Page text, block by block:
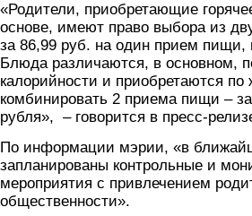
«Родители, приобретающие
основе, имеют право выбора из
за 86,99 руб. на один прием пищи,
Блюда различаются, в основном,
калорийности и приобретаются
комбинировать 2 приема пищи –
рубля», – говорится в пресс-
По информации мэрии, «в
запланированы контрольные и
мероприятия с привлечением
общественности».